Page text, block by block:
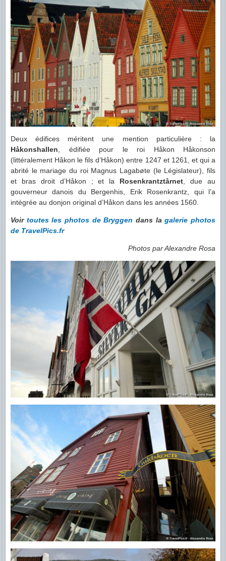
Deux édifices méritent une mention particulière : la
Håkonshallen, édifiée pour le roi Håkon Håkonson
(littéralement Håkon le fils d’Håkon) entre 1247 et 1261, et qui a
abrité le mariage du roi Magnus Lagabøte (le Législateur), fils
et bras droit d’Håkon ; et la Rosenkrantztårnet, due au
gouverneur danois du Bergenhis, Erik Rosenkrantz, qui l’a
intégrée au donjon original d’Håkon dans les années 1560.
Voir toutes les photos de Bryggen dans lagalerie photos
de TravelPics.fr
Photos par Alexandre Rosa